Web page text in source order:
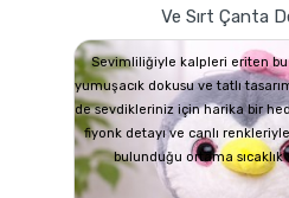
Ve Sırt Çanta
Sevimliliğiyle kalpleri eriten
yumuşacık dokusu ve tatlı
de sevdikleriniz için harika bir
fiyonk detayı ve canlı
bulunduğu ortama